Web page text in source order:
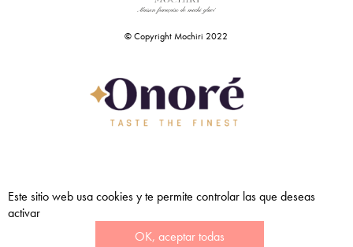
© Copyright Mochiri 2022
Este sitio web usa cookies y te permite controlar las que deseas
activar
OK, aceptar todas